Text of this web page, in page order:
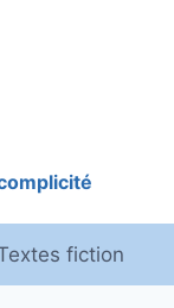
fiction